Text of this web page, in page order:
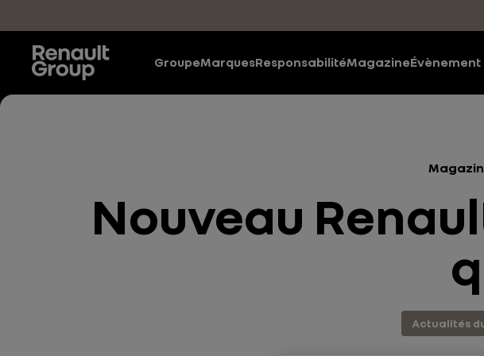
GroupeMarquesResponsabilitéMagazineÉvènement
Nouveau
Actualités